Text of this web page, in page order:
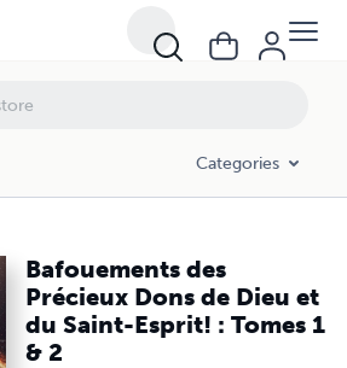
Categories
Bafouements des
Précieux Dons de Dieu et
du Saint-Esprit! : Tomes 1
& 2
Dons de Dieu et du Saint-Esprit! : Tomes